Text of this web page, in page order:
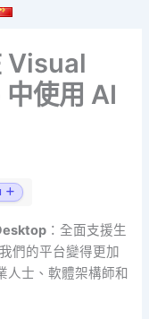
Visual
使用 AI
：全面支援生
們的平台變得更加
人士、軟體架構師和